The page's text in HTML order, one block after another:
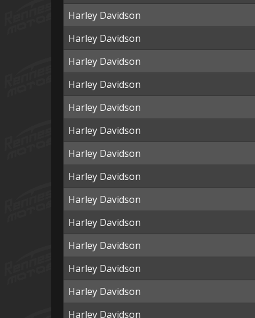
Harley Davidson
Harley Davidson
Harley Davidson
Harley Davidson
Harley Davidson
Harley Davidson
Harley Davidson
Harley Davidson
Harley Davidson
Harley Davidson
Harley Davidson
Harley Davidson
Harley Davidson
Harley Davidson